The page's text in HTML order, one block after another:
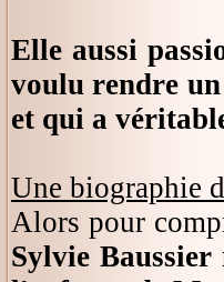
Elle aussi
voulu rendre
et qui a
Une biographie
Alors pour
Sylvie